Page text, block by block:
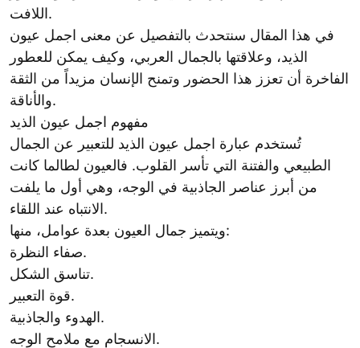
اللافت.
في هذا المقال سنتحدث بالتفصيل عن معنى اجمل عيون
الذيد، وعلاقتها بالجمال العربي، وكيف يمكن للعطور
الفاخرة أن تعزز هذا الحضور وتمنح الإنسان مزيداً من الثقة
والأناقة.
مفهوم اجمل عيون الذيد
تُستخدم عبارة اجمل عيون الذيد للتعبير عن الجمال
الطبيعي والفتنة التي تأسر القلوب. فالعيون لطالما كانت
من أبرز عناصر الجاذبية في الوجه، وهي أول ما يلفت
الانتباه عند اللقاء.
ويتميز جمال العيون بعدة عوامل، منها:
صفاء النظرة.
تناسق الشكل.
قوة التعبير.
الهدوء والجاذبية.
الانسجام مع ملامح الوجه.